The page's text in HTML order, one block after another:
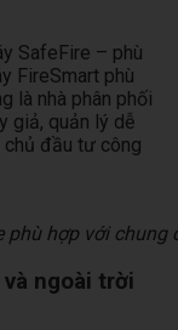
SafeFire – phù
FireSmart phù
là nhà phân phối
giả, quản lý dễ
chủ đầu tư công
phù hợp với chung
ngoài trời